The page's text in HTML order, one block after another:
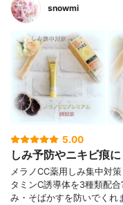
snowmi
5.00
しみ予防やニキビ痕に
メラノCC薬用しみ集中対
タミンC誘導体を3種類配
み・そばかすを防いでくれ